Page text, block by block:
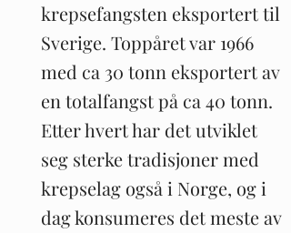
krepsefangsten eksportert til
Sverige. Toppåret var 1966
med ca 30 tonn eksportert av
en totalfangst på ca 40 tonn.
Etter hvert har det utviklet
seg sterke tradisjoner med
krepselag også i Norge, og i
dag konsumeres det meste av